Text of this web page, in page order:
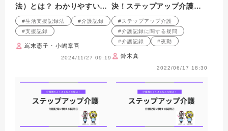
法）とは？ わかりやすい介
護記録・支援経過記録の書
き方を 例文付きで紹介！
#生活支援記録法
#介護記録
#支援記録
嶌末憲子・小嶋章吾
2024/11/27 09:19
決！ステップアップ介護
介護記録に関する疑問④
#ステップアップ介護
#介護記録に関する疑問
#介護記録
#夜勤
鈴木真
2022/06/17 18:30